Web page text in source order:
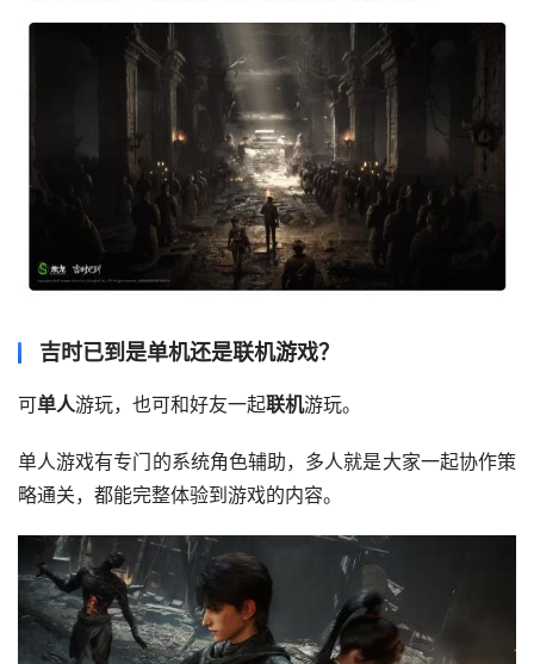
吉时已到是单机还是联机游戏？
可单人游玩，也可和好友一起联机游玩。
单人游戏有专门的系统角色辅助，多人就是大家一起协作策
略通关，都能完整体验到游戏的内容。